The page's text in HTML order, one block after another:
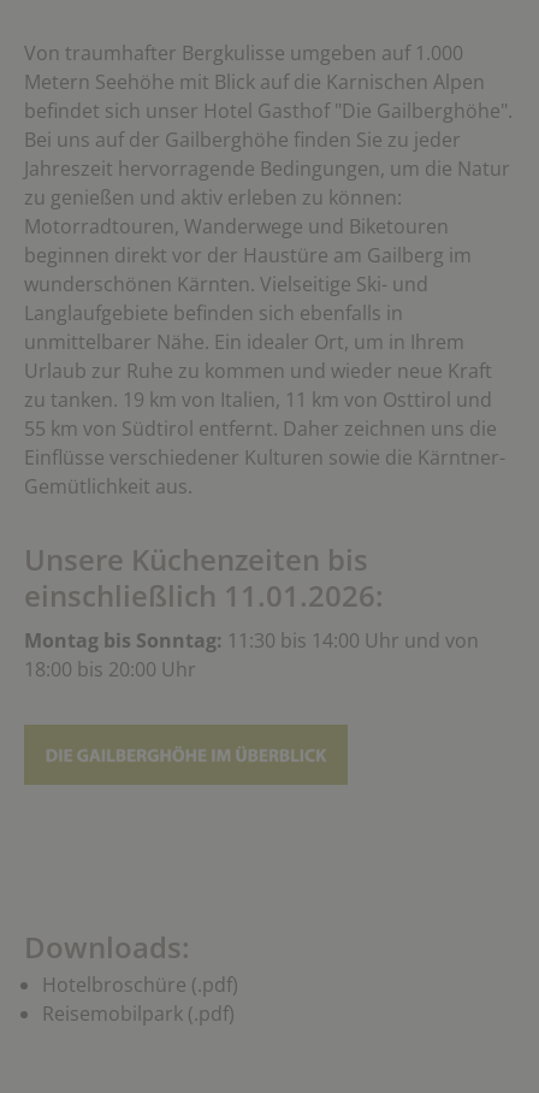
Von traumhafter Bergkulisse umgeben auf 1.000
Metern Seehöhe mit Blick auf die Karnischen Alpen
befindet sich unser Hotel Gasthof "Die Gailberghöhe".
Bei uns auf der Gailberghöhe finden Sie zu jeder
Jahreszeit hervorragende Bedingungen, um die Natur
zu genießen und aktiv erleben zu können:
Motorradtouren, Wanderwege und Biketouren
beginnen direkt vor der Haustüre am Gailberg im
wunderschönen Kärnten. Vielseitige Ski- und
Langlaufgebiete befinden sich ebenfalls in
unmittelbarer Nähe. Ein idealer Ort, um in Ihrem
Urlaub zur Ruhe zu kommen und wieder neue Kraft
zu tanken. 19 km von Italien, 11 km von Osttirol und
55 km von Südtirol entfernt. Daher zeichnen uns die
Einflüsse verschiedener Kulturen sowie die Kärntner-
Gemütlichkeit aus.
Unsere Küchenzeiten bis
einschließlich 11.01.2026:
Montag bis Sonntag: 11:30 bis 14:00 Uhr und von
18:00 bis 20:00 Uhr
Downloads:
Hotelbroschüre (.pdf)
Reisemobilpark (.pdf)